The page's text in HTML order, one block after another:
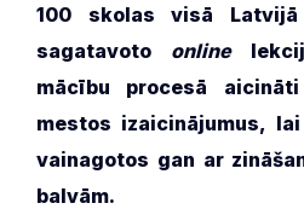
100 skolas visā
sagatavoto online
mācību procesā aicināti
mestos izaicinājumus,
vainagotos gan ar
balvām.